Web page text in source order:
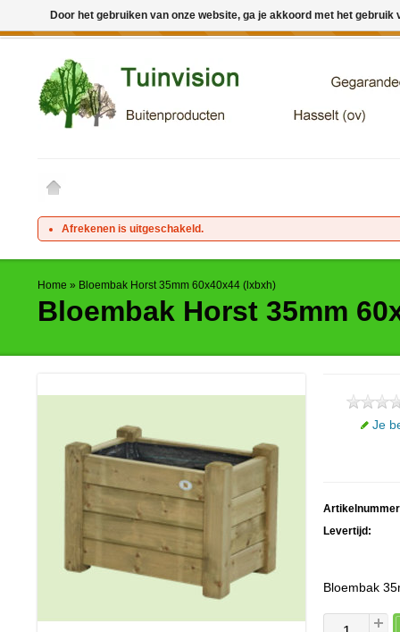
Afrekenen is uitgeschakeld.
Home » Bloembak Horst 35mm 60x40x44 (lxbxh)
Bloembak Horst 35mm
Je
Levertijd:
Bloembak
Door het gebruiken van onze website, ga je akkoord met het
← Keer terug naar de backofficeDeze winkel is in